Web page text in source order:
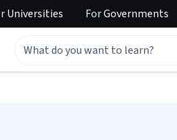
Universities ForGovernments